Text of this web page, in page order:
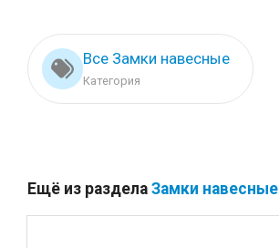
Все Замки навесные
Категория
Ещё из раздела Замки навесные